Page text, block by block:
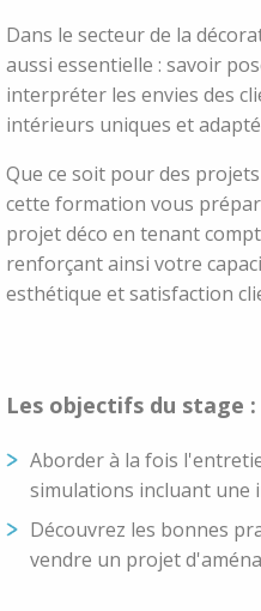
Dans le secteur de la
aussi essentielle : savoir
interpréter les envies des
intérieurs uniques et
Que ce soit pour des
cette formation vous
projet déco en tenant
renforçant ainsi votre
esthétique et satisfaction
Les objectifs du stage :
Aborder à la fois
simulations incluant une
Découvrez les bonnes
vendre un projet